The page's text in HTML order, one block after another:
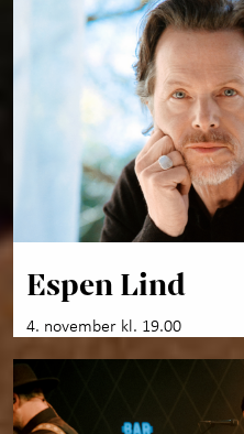
Espen Lind
4. november kl. 19.00